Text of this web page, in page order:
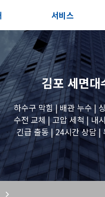
서비스
서비스안내
포스트
김포 세면대
하수구 막힘 | 배관 누수 |
수전 교체 | 고압 세척 | 내
긴급 출동 | 24시간 상담 |